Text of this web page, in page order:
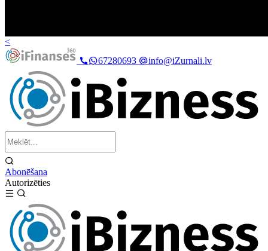
<
67280693
info@iZurnali.lv
Abonēšana
Autorizēties